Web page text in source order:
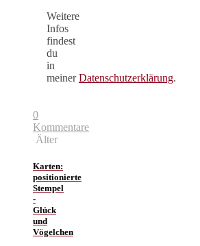
Weitere
Infos
findest
du
in
meinerDatenschutzerklärung.
0
Kommentare
Älter
Karten:
positionierte
Stempel
-
Glück
und
Vögelchen